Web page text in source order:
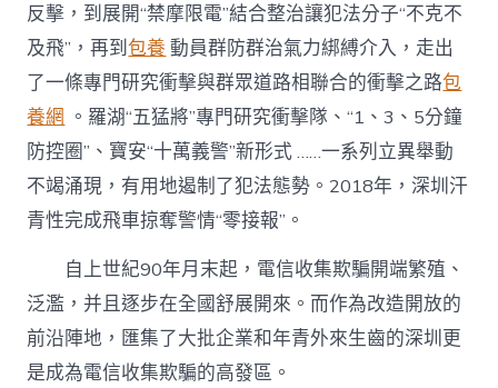
反擊，到展開“禁摩限電”結合整治讓犯法分子“不克不
及飛”，再到包養 動員群防群治氣力綁縛介入，走出
了一條專門研究衝擊與群眾道路相聯合的衝擊之路包
養網 。羅湖“五猛將”專門研究衝擊隊、“1、3、5分鐘
防控圈”、寶安“十萬義警”新形式 ……一系列立異舉動
不竭涌現，有用地遏制了犯法態勢。2018年，深圳汗
青性完成飛車掠奪警情“零接報”。
自上世紀90年月末起，電信收集欺騙開端繁殖、
泛濫，并且逐步在全國舒展開來。而作為改造開放的
前沿陣地，匯集了大批企業和年青外來生齒的深圳更
是成為電信收集欺騙的高發區。